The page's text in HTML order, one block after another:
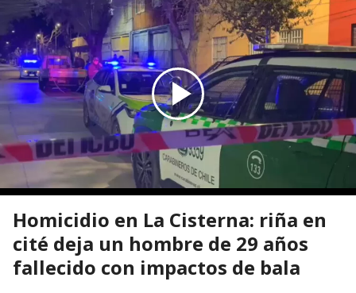
Homicidio en La Cisterna: riña en
cité deja un hombre de 29 años
fallecido con impactos de bala